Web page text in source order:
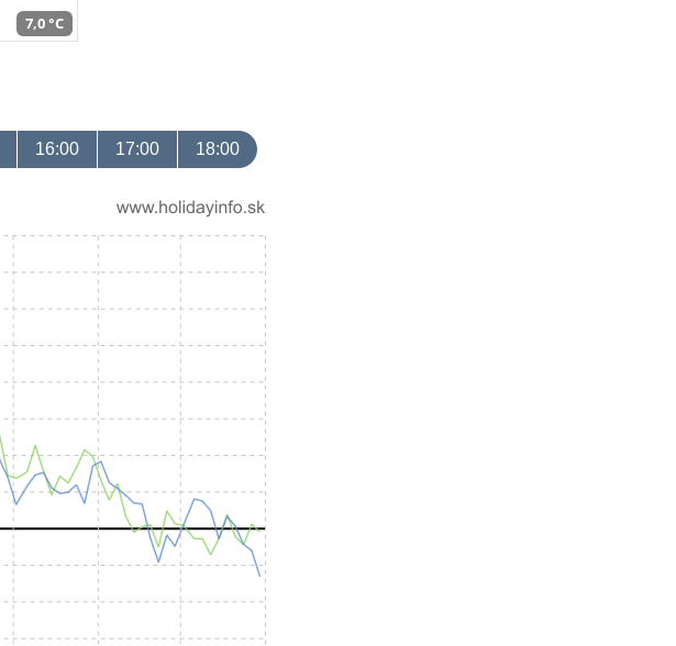
7,0 °C
16:00 17:00 18:00